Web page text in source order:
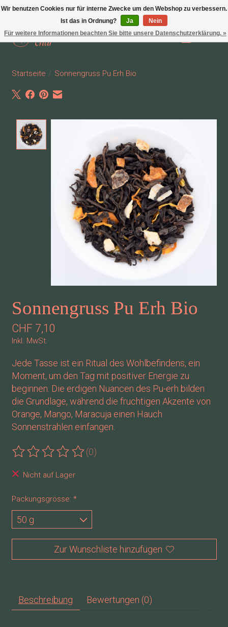
Wunschzettel
Ihr
Startseite / Sonnengruss Pu Erh Bio
Sonnengruss Pu Erh Bio
CHF 7,10
Inkl. MwSt.
Jede Tasse ist ein Ritual des Wohlbefindens, ein
Moment, um den Tag mit positiver Energie zu
beginnen. Die erdigen Nuancen des Pu-erh bilden
die Grundlage, während die fruchtigen Akzente von
Orange, Mango, Maracuja einen Hauch
Sonnenstrahlen einfangen.
Die Bewertung dieses Produkts ist
(0)
Nicht auf Lager
Packungsgrösse: *
Zur Wunschliste hinzufügen
Beschreibung Bewertungen (0)
Wir benutzen Cookies nur für interne Zwecke um den Webshop zu verbessern.
Ist das in Ordnung?
Ja
Nein
Für weitere Informationen beachten Sie bitte unsere Datenschutzerklärung. »